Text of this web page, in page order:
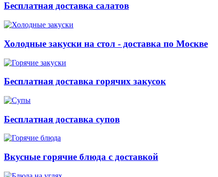
Бесплатная доставка салатов
Холодные закуски на стол - доставка по Москве
Бесплатная доставка горячих закусок
Бесплатная доставка супов
Вкусные горячие блюда с доставкой